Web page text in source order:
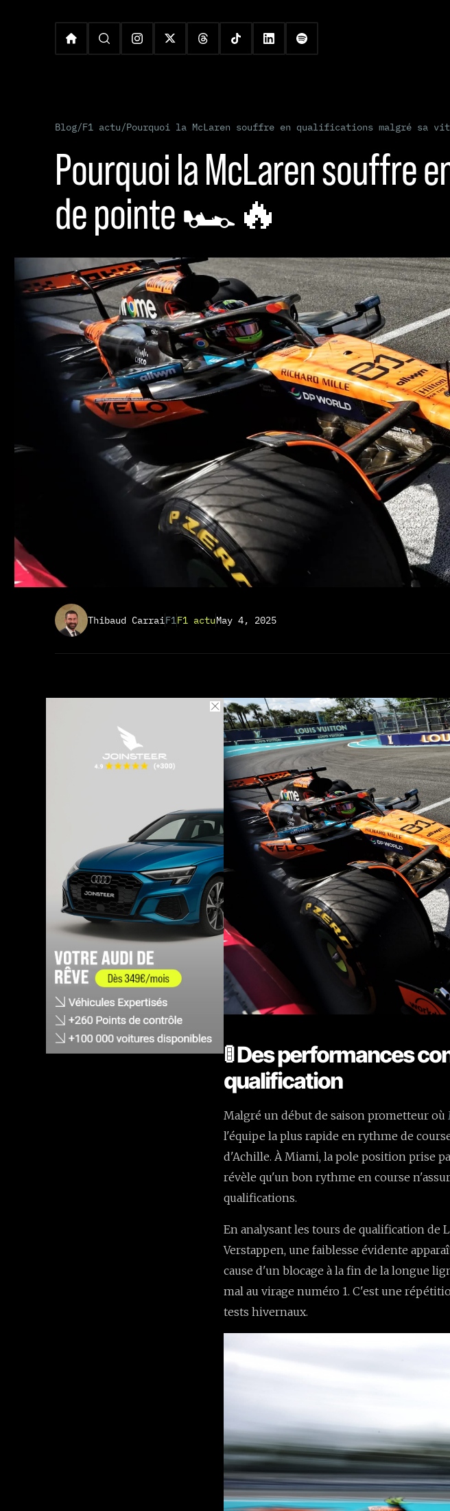
Blog/F1 actu/Pourquoi la McLaren souffre en qualifications malgré sa
Pourquoi la McLaren souffre
de pointe 🏎️🔥
Thibaud Carrai F1 F1 actuMay 4, 2025
🚦 Des performances
qualification
Malgré un début de saison prometteur où
l'équipe la plus rapide en rythme de
d'Achille. À Miami, la pole position prise
révèle qu'un bon rythme en course
qualifications.
En analysant les tours de qualification de
Verstappen, une faiblesse évidente
cause d'un blocage à la fin de la longue
mal au virage numéro 1. C'est une
tests hivernaux.